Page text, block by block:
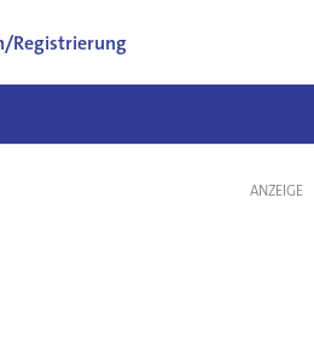
Registrierung
ANZEIGE